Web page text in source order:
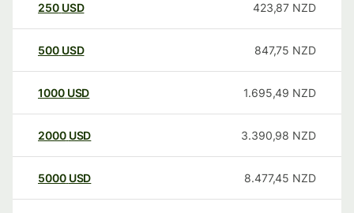
250 USD 423,87 NZD
500 USD 847,75 NZD
1000 USD 1.695,49 NZD
2000 USD 3.390,98 NZD
5000 USD 8.477,45 NZD